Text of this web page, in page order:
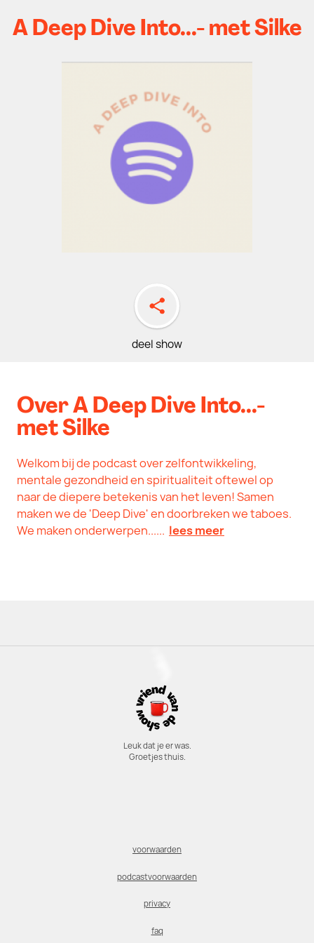
A Deep Dive Into...- met Silke
deel show
Over A Deep Dive Into...-
met Silke
Welkom bij de podcast over zelfontwikkeling,
mentale gezondheid en spiritualiteit oftewel op
naar de diepere betekenis van het leven! Samen
maken we de 'Deep Dive' en doorbreken we taboes.
We maken onderwerpen...... lees meer
Leuk dat je er was.
Groetjes thuis.
voorwaarden
podcastvoorwaarden
privacy
faq